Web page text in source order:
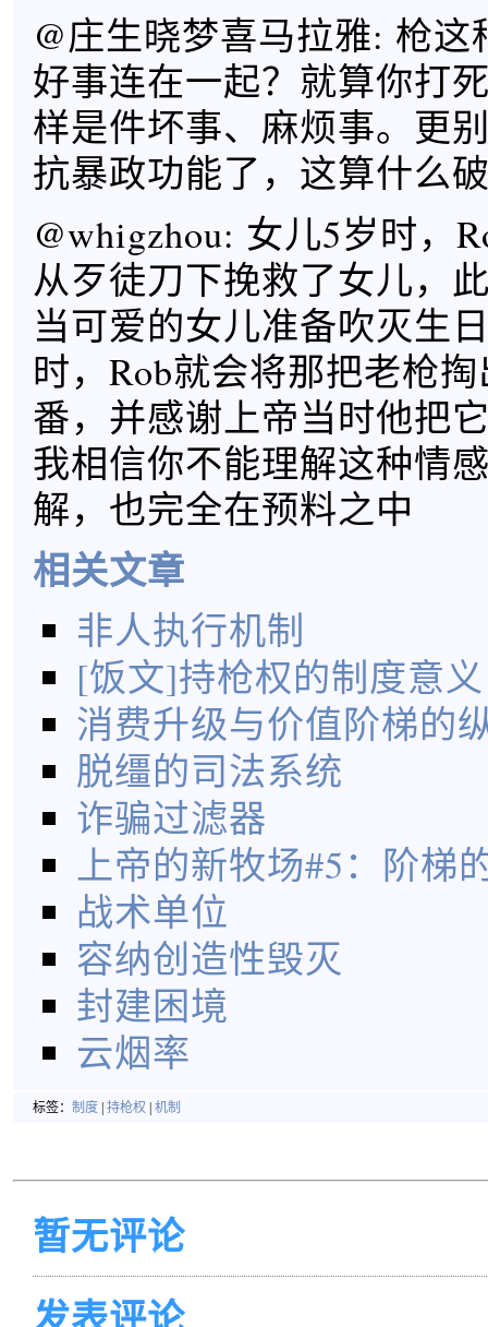
@庄生晓梦喜马拉雅: 枪
好事连在一起？就算你打
样是件坏事、麻烦事。更
抗暴政功能了，这算什么
@whigzhou: 女儿5岁时，
从歹徒刀下挽救了女儿，
当可爱的女儿准备吹灭生
时，Rob就会将那把老枪
番，并感谢上帝当时他
我相信你不能理解这种情
解，也完全在预料之中
相关文章
非人执行机制
[饭文]持枪权的制度意义
消费升级与价值阶梯的
脱缰的司法系统
诈骗过滤器
上帝的新牧场#5：阶梯
战术单位
容纳创造性毁灭
封建困境
云烟率
标签： 制度 持枪权 机制
暂无评论
发表评论